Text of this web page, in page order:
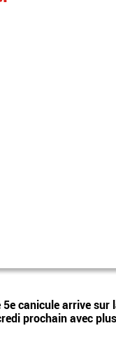
canicule arrive sur
prochain avec